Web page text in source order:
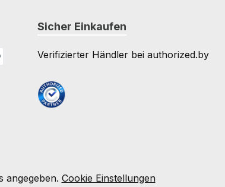
Sicher Einkaufen
Verifizierter Händler bei authorized.by
angegeben. Cookie Einstellungen